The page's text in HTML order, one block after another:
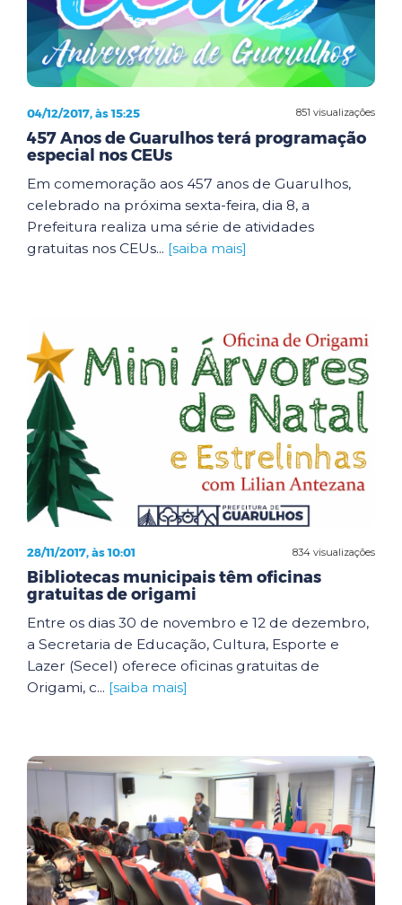
851 visualizações
04/12/2017, às 15:25
457 Anos de Guarulhos terá programação
especial nos CEUs
Em comemoração aos 457 anos de Guarulhos,
celebrado na próxima sexta-feira, dia 8, a
Prefeitura realiza uma série de atividades
gratuitas nos CEUs... [saiba mais]
834 visualizações
28/11/2017, às 10:01
Bibliotecas municipais têm oficinas
gratuitas de origami
Entre os dias 30 de novembro e 12 de dezembro,
a Secretaria de Educação, Cultura, Esporte e
Lazer (Secel) oferece oficinas gratuitas de
Origami, c... [saiba mais]